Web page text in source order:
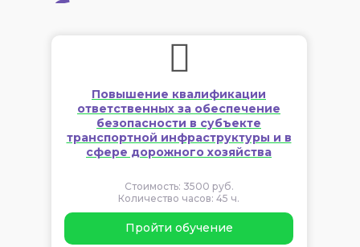
безопасности
Повышение квалификации
ответственных за обеспечение
безопасности в субъекте
транспортной инфраструктуры и в
сфере дорожного хозяйства
Стоимость: 3500 руб.
Количество часов: 45 ч.
Пройти обучение